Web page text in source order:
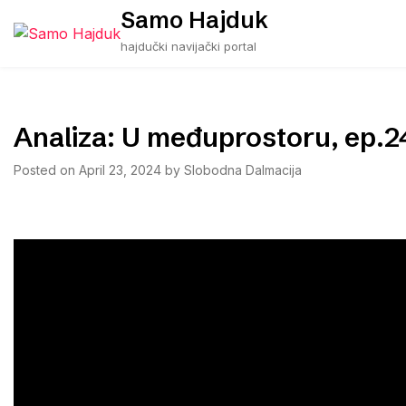
Samo Hajduk
hajdučki navijački portal
Analiza: U međuprostoru,
Posted on April 23, 2024 by Slobodna Dalmacija